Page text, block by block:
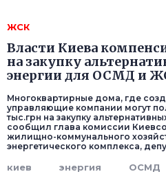
ЖСК
Власти Киева
на закупку
энергии для ОСМД и
Многоквартирные дома, где
управляющие компании могут
тыс.грн на закупку
сообщил глава комиссии
жилищно-коммунального
энергетического комплекса,
киев энергия ОСМД